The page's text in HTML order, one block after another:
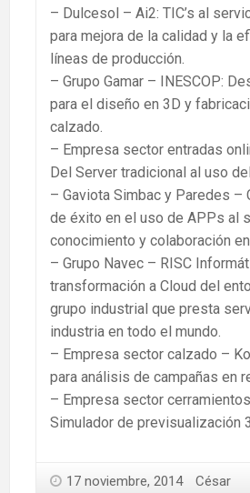
– Dulcesol – Ai2: TIC’s al
para mejora de la calidad y la
líneas de producción.
– Grupo Gamar – INESCOP:
para el diseño en 3D y
calzado.
– Empresa sector entradas
Del Server tradicional al uso
– Gaviota Simbac y Paredes –
de éxito en el uso de APPs al
conocimiento y colaboración
– Grupo Navec – RISC
transformación a Cloud del
grupo industrial que presta
industria en todo el mundo.
– Empresa sector calzado –
para análisis de campañas en
– Empresa sector
Simulador de previsualización
17 noviembre, 2014 César